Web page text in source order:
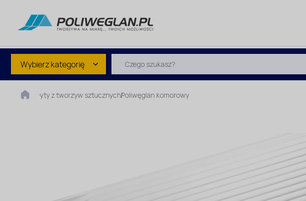
Wybierz kategorię
Płyty z tworzyw sztucznychPoliwęglan komorowy